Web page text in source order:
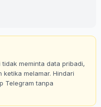
meminta data pribadi,
melamar. Hindari
Telegram tanpa